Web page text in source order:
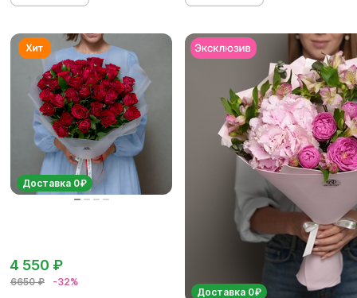
Доставка 0₽
6650 ₽ -32%
4 550 ₽
Доставка 0₽